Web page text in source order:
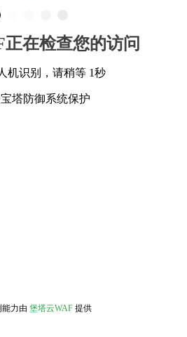
在检查您的访问
机识别，请稍等 1秒
塔防御系统保护
力由 堡塔云WAF 提供